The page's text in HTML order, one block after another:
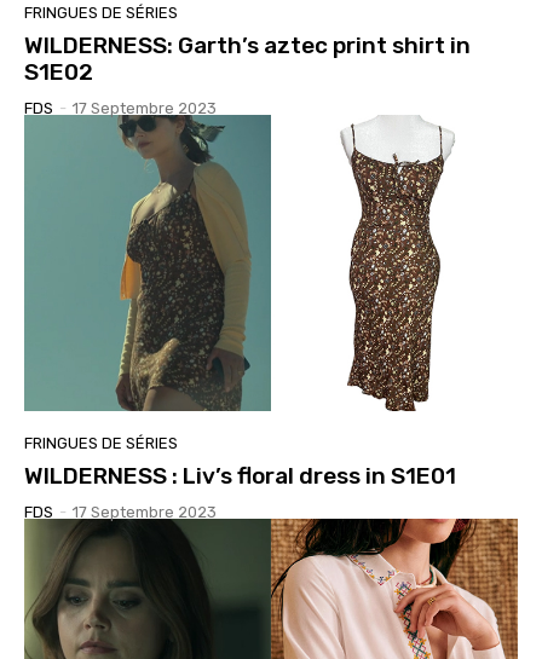
FRINGUES DE SÉRIES
WILDERNESS: Garth’s aztec print shirt in
S1E02
FDS - 17 Septembre 2023
FRINGUES DE SÉRIES
WILDERNESS : Liv’s floral dress in S1E01
FDS - 17 Septembre 2023